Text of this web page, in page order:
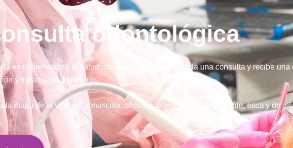
odontológica
en el bienestar y la salud integral de tu perro. Agenda una consulta y recibe
y tratamiento oportuno.
etapa de la vida de tu mascota, ofreciendo una atención confiable, ética y de